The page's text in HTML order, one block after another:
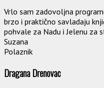
Vrlo sam zadovoljna
brzo i praktično savladaju
pohvale za Nadu i Jelenu za
Suzana
Polaznik
Dragana Drenovac